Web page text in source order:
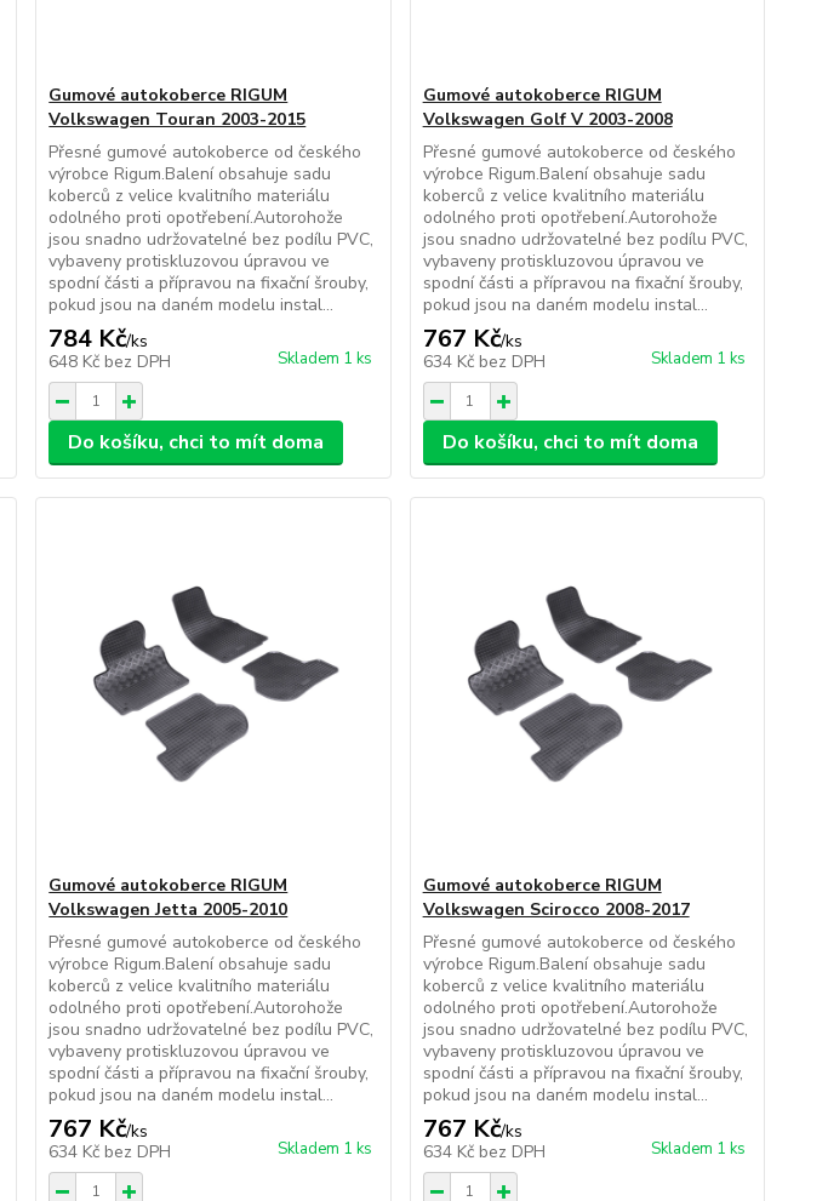
Gumové autokoberce RIGUM
Volkswagen Touran 2003-2015
Přesné gumové autokoberce od českého
výrobce Rigum.Balení obsahuje sadu
koberců z velice kvalitního materiálu
odolného proti opotřebení.Autorohože
jsou snadno udržovatelné bez podílu PVC,
vybaveny protiskluzovou úpravou ve
spodní části a přípravou na fixační šrouby,
pokud jsou na daném modelu instal...
784 Kč/ks
648 Kč bez DPH Skladem 1 ks
Do košíku, chci to mít doma
Gumové autokoberce RIGUM
Volkswagen Golf V 2003-2008
Přesné gumové autokoberce od českého
výrobce Rigum.Balení obsahuje sadu
koberců z velice kvalitního materiálu
odolného proti opotřebení.Autorohože
jsou snadno udržovatelné bez podílu PVC,
vybaveny protiskluzovou úpravou ve
spodní části a přípravou na fixační šrouby,
pokud jsou na daném modelu instal...
767 Kč/ks
634 Kč bez DPH Skladem 1 ks
Do košíku, chci to mít doma
Gumové autokoberce RIGUM
Volkswagen Jetta 2005-2010
Přesné gumové autokoberce od českého
výrobce Rigum.Balení obsahuje sadu
koberců z velice kvalitního materiálu
odolného proti opotřebení.Autorohože
jsou snadno udržovatelné bez podílu PVC,
vybaveny protiskluzovou úpravou ve
spodní části a přípravou na fixační šrouby,
pokud jsou na daném modelu instal...
767 Kč/ks
634 Kč bez DPH Skladem 1 ks
Gumové autokoberce RIGUM
Volkswagen Scirocco 2008-2017
Přesné gumové autokoberce od českého
výrobce Rigum.Balení obsahuje sadu
koberců z velice kvalitního materiálu
odolného proti opotřebení.Autorohože
jsou snadno udržovatelné bez podílu PVC,
vybaveny protiskluzovou úpravou ve
spodní části a přípravou na fixační šrouby,
pokud jsou na daném modelu instal...
767 Kč/ks
634 Kč bez DPH Skladem 1 ks